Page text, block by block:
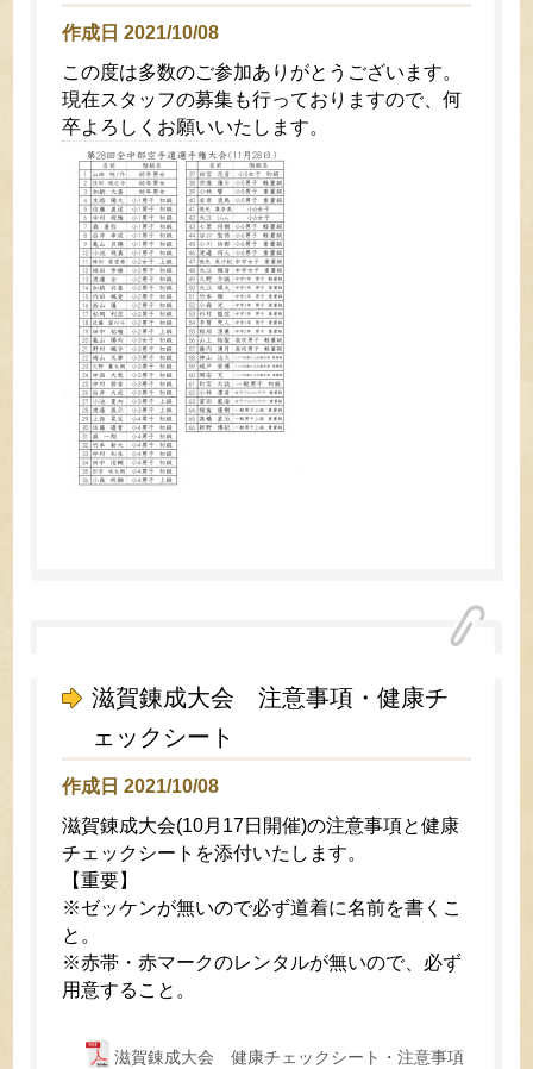
作成日 2021/10/08
この度は多数のご参加ありがとうございます。
現在スタッフの募集も行っておりますので、何
卒よろしくお願いいたします。
滋賀錬成大会 注意事項・健康チ
ェックシート
作成日 2021/10/08
滋賀錬成大会(10月17日開催)の注意事項と健康
チェックシートを添付いたします。
【重要】
※ゼッケンが無いので必ず道着に名前を書くこ
と。
※赤帯・赤マークのレンタルが無いので、必ず
用意すること。
滋賀錬成大会 健康チェックシート・注意事項